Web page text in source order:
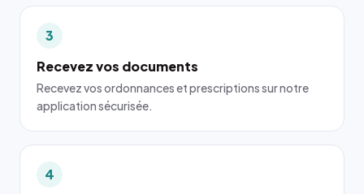
3
Recevez vos documents
Recevez vos ordonnances et prescriptions sur notre
application sécurisée.
4